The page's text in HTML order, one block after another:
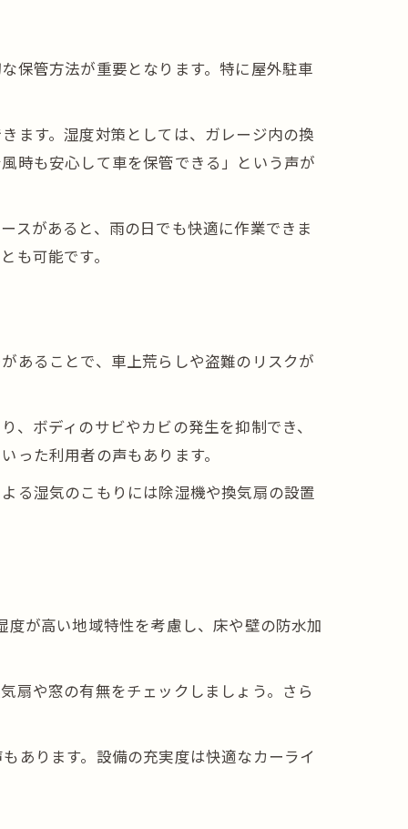
保管方法が重要となります。特に屋外駐車
ます。湿度対策としては、ガレージ内の換
時も安心して車を保管できる」という声が
スがあると、雨の日でも快適に作業できま
も可能です。
あることで、車上荒らしや盗難のリスクが
ボディのサビやカビの発生を抑制でき、
った利用者の声もあります。
る湿気のこもりには除湿機や換気扇の設置
が高い地域特性を考慮し、床や壁の防水加
扇や窓の有無をチェックしましょう。さら
あります。設備の充実度は快適なカーライ